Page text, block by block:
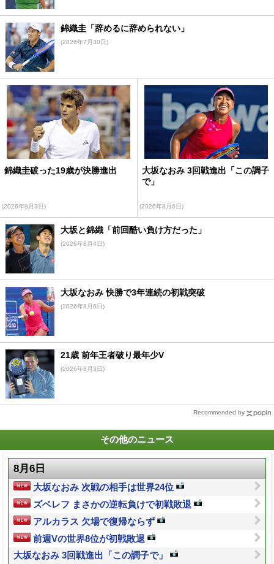
錦織圭「辞めるに辞められない」
(2026年7月30日)
錦織圭破った19歳が決勝進出
(2026年8月3日)
大坂なおみ 3回戦進出「この調子
で」
(2026年8月6日)
大坂と錦織「前回酷い負け方だった」
(2026年8月4日)
大坂なおみ 快勝で3年連続の初戦突破
(2026年8月6日)
21歳 前年王者破り最年少V
(2026年8月3日)
Recommended by
その他のニュース
8月6日
大坂なおみ 次戦の相手は世界24位
ズベレフ まさかの逆転負けで初戦敗退
アルカラス 欠場で復帰ならず
前週Vの世界8位が初戦敗退
大坂なおみ 3回戦進出「この調子で」